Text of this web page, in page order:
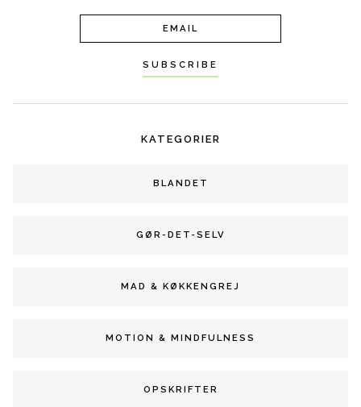
KATEGORIER
BLANDET
GØR-DET-SELV
MAD & KØKKENGREJ
MOTION & MINDFULNESS
OPSKRIFTER